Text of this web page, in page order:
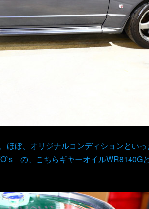
ぼ、オリジナルコンディションといっ
の、こちらギヤーオイルWR8140G